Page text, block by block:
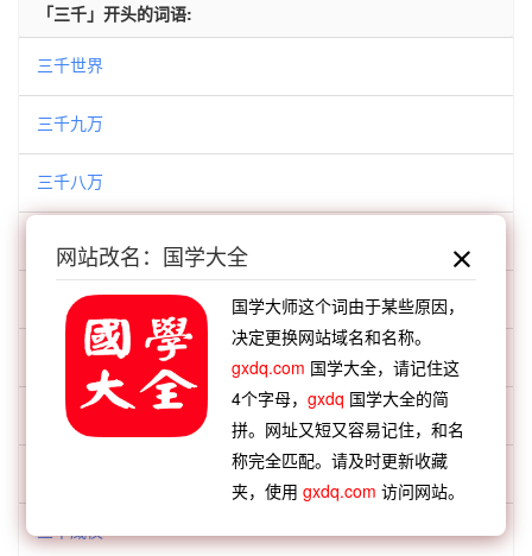
「三千」开头的词语:
三千世界
三千九万
三千八万
三千士
三千大千
三千奏牍
三千威仪
网站改名：国学大全
国学大师这个词由于某些原因，
决定更换网站域名和名称。
gxdq.com 国学大全，请记住这
4个字母，gxdq 国学大全的简
拼。网址又短又容易记住，和名
称完全匹配。请及时更新收藏
夹，使用gxdq.com 访问网站。